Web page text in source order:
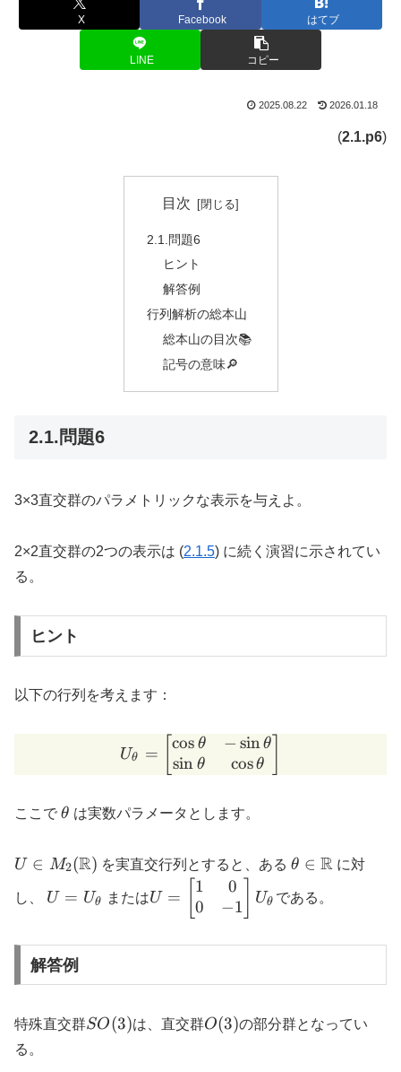
X Facebook はてブ
LINE コピー
2025.08.22 2026.01.18
(2.1.p6)
目次
2.1.問題6
ヒント
解答例
行列解析の総本山
総本山の目次📚
記号の意味🔎
2.1.問題6
3×3直交群のパラメトリックな表示を与えよ。
2×2直交群の2つの表示は (2.1.5) に続く演習に示されてい
る。
ヒント
以下の行列を考えます：
U_\theta =
Uθ = [cos θ
sin θ
− sinθ
cosθ
ここで \theta
θ は実数パラメータとします。
U \in
U ∈ M2(R) を実直交行列とすると、ある \theta \in
θ ∈ R に対
し、
U =
U_\theta
U = Uθ または
U=\begin{bmatrix}
1 & 0 \\ 0 & -1
U_\theta
U =
1
0
0
−1 Uθ である。
解答例
特殊直交群SO(3)
SO(3)は、直交群O(3)
O(3)の部分群となってい
る。